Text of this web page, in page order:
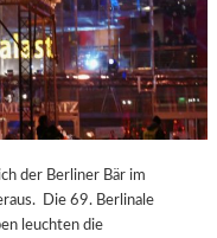
der Berliner Bär im
Die 69. Berlinale
leuchten die